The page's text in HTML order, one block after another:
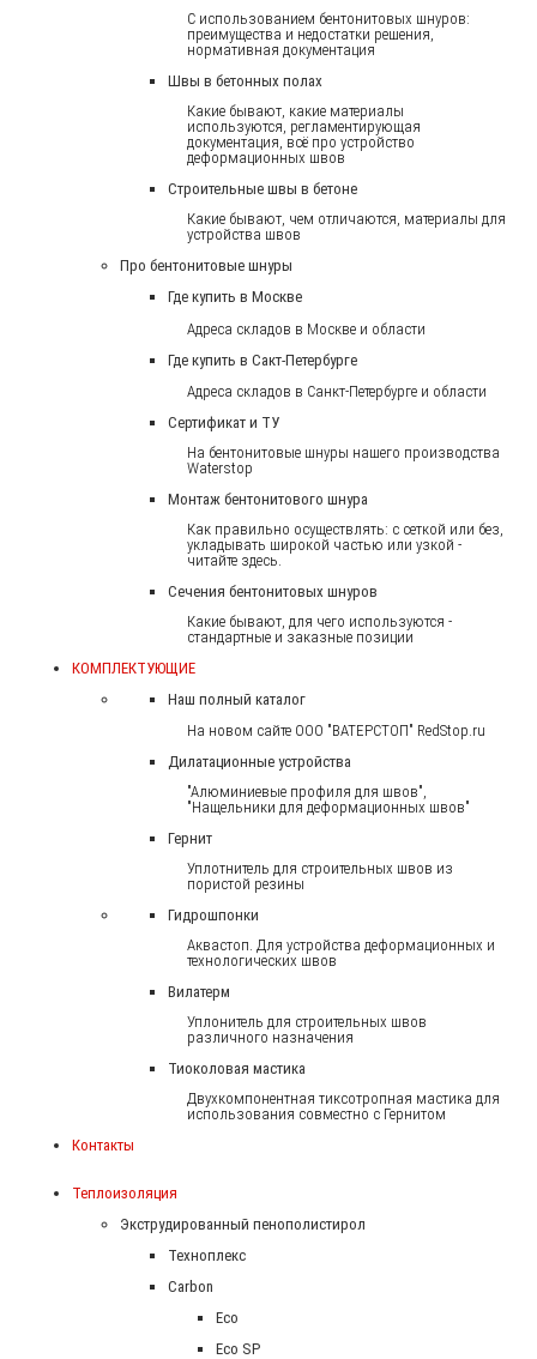
С использованием бентонитовых шнуров:
преимущества и недостатки решения,
нормативная документация
Швы в бетонных полах
Какие бывают, какие материалы
используются, регламентирующая
документация, всё про устройство
деформационных швов
Строительные швы в бетоне
Какие бывают, чем отличаются, материалы для
устройства швов
Про бентонитовые шнуры
Где купить в Москве
Адреса складов в Москве и области
Где купить в Сакт-Петербурге
Адреса складов в Санкт-Петербурге и области
Сертификат и ТУ
На бентонитовые шнуры нашего производства
Waterstop
Монтаж бентонитового шнура
Как правильно осуществлять: с сеткой или без,
укладывать широкой частью или узкой -
читайте здесь.
Сечения бентонитовых шнуров
Какие бывают, для чего используются -
стандартные и заказные позиции
КОМПЛЕКТУЮЩИЕ
Наш полный каталог
На новом сайте ООО "ВАТЕРСТОП" RedStop.ru
Дилатационные устройства
"Алюминиевые профиля для швов",
"Нащельники для деформационных швов"
Гернит
Уплотнитель для строительных швов из
пористой резины
Гидрошпонки
Аквастоп. Для устройства деформационных и
технологических швов
Вилатерм
Уплонитель для строительных швов
различного назначения
Тиоколовая мастика
Двухкомпонентная тиксотропная мастика для
использования совместно с Гернитом
Контакты
Теплоизоляция
Экструдированный пенополистирол
Техноплекс
Carbon
Eco
Eco SP